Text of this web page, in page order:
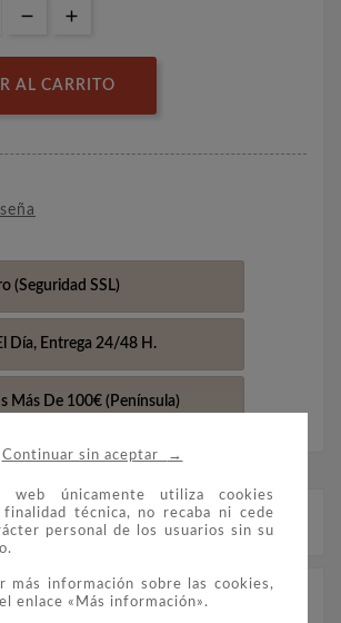
Continuar sin aceptar →
web únicamente utiliza cookies
finalidad técnica, no recaba ni cede
personal de los usuarios sin su
más información sobre las cookies,
enlace «Más información».
AL CARRITO
(Seguridad SSL)
Día, Entrega 24/48 H.
Más De 100€ (Península)
Descripción
Detalles del producto